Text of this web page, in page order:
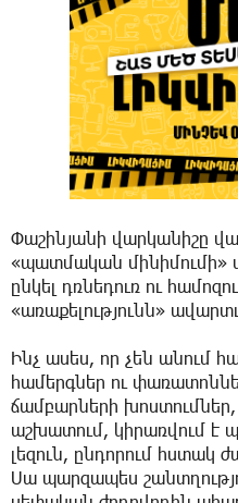
Փաշինյանի վարկանիշը
«պատմական մինիմումի»
ընկել դռնեդուռ ու
«առաքելությունն»
Ինչ ասես, որ չեն անում
համերգներ ու
ճամբարների
աշխատում, կիրառվում է
լեզուն, ընդորում հստակ
Սա պարզապես